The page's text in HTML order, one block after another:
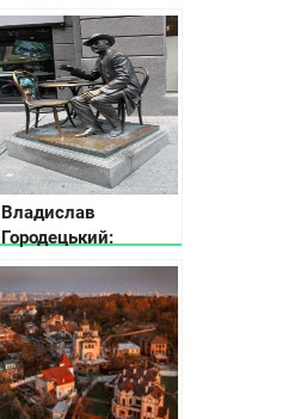
сделать удачные
трэвел-снимки
Владислав
Городецький:
Людина із «будинку
з химерами»